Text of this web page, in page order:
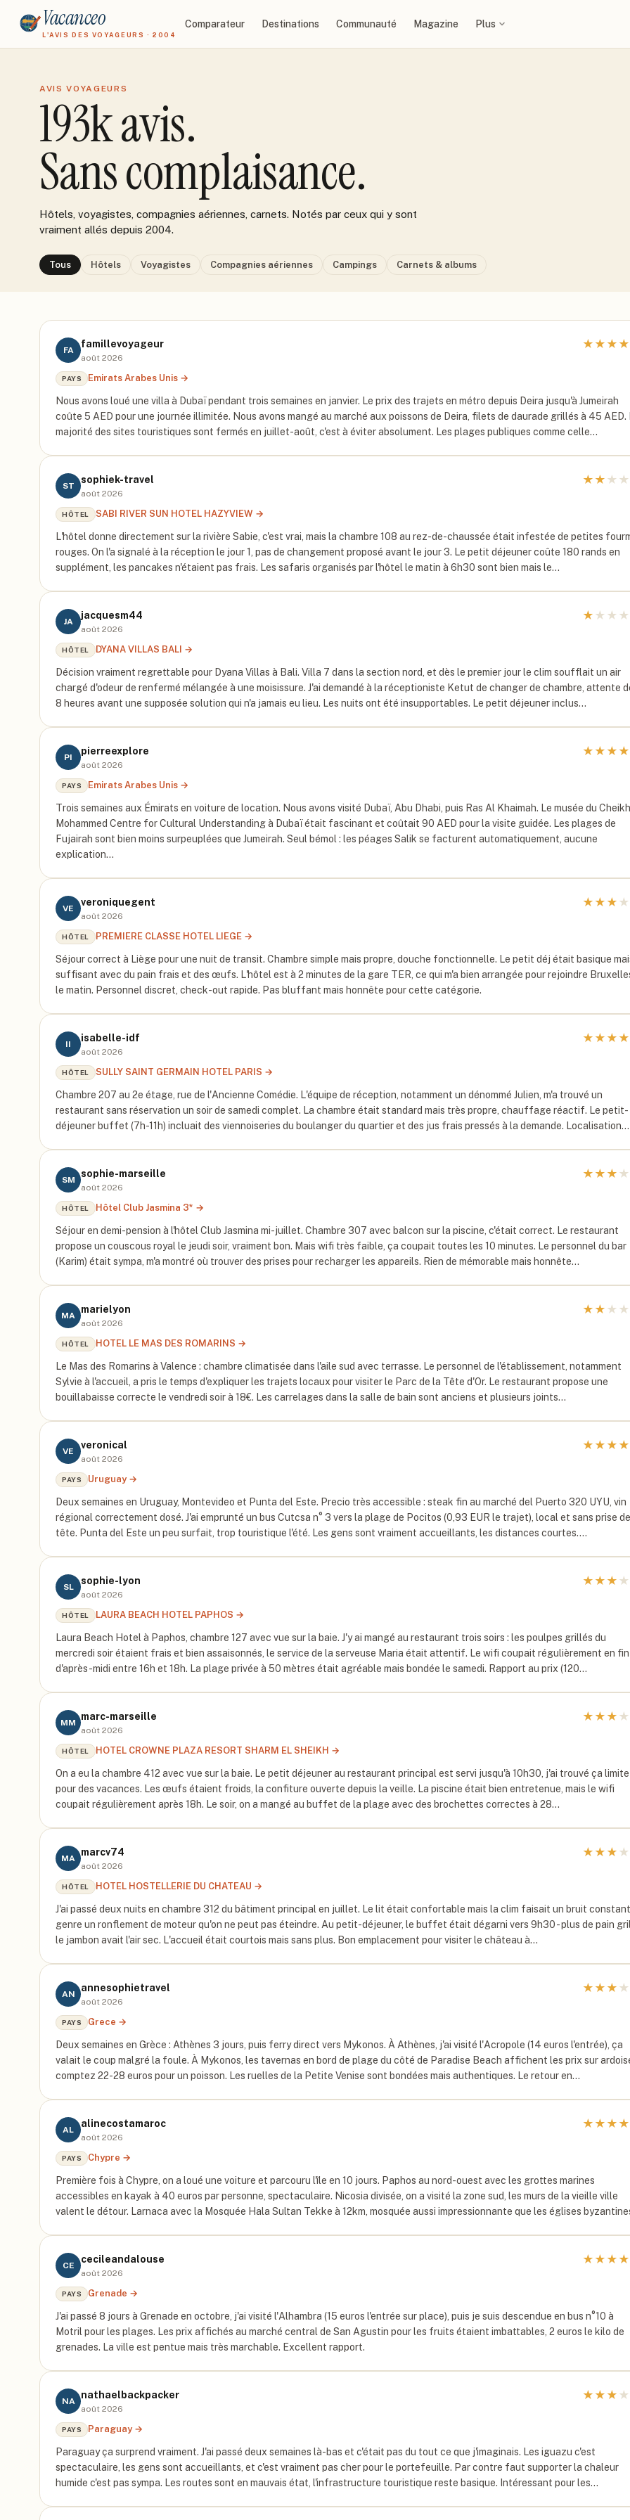
Vacanceo
L'AVIS DES VOYAGEURS · 2004
Comparateur Destinations Communauté Magazine Plus
AVIS VOYAGEURS
193kavis.
Sans complaisance.
Hôtels, voyagistes, compagnies aériennes, carnets. Notés par ceux qui y sont
vraiment allés depuis 2004.
Tous Hôtels Voyagistes Compagnies aériennes Campings Carnets & albums
FA
famillevoyageur
août 2026
★ ★ ★ ★
PAYS Emirats Arabes Unis →
Nous avons loué une villa à Dubaï pendant trois semaines en janvier. Le prix des trajets en métro depuis Deira jusqu'à Jumeirah
coûte 5 AED pour une journée illimitée. Nous avons mangé au marché aux poissons de Deira, filets de daurade grillés à 45 AED.
majorité des sites touristiques sont fermés en juillet-août, c'est à éviter absolument. Les plages publiques comme celle…
ST
sophiek-travel
août 2026
★ ★ ★ ★
HÔTEL SABI RIVER SUN HOTEL HAZYVIEW →
L'hôtel donne directement sur la rivière Sabie, c'est vrai, mais la chambre 108 au rez-de-chaussée était infestée de petites
rouges. On l'a signalé à la réception le jour 1, pas de changement proposé avant le jour 3. Le petit déjeuner coûte 180 rands en
supplément, les pancakes n'étaient pas frais. Les safaris organisés par l'hôtel le matin à 6h30 sont bien mais le…
JA
jacquesm44
août 2026
★ ★ ★ ★
HÔTEL DYANA VILLAS BALI →
Décision vraiment regrettable pour Dyana Villas à Bali. Villa 7 dans la section nord, et dès le premier jour le clim soufflait un air
chargé d'odeur de renfermé mélangée à une moisissure. J'ai demandé à la réceptioniste Ketut de changer de chambre, attente
8 heures avant une supposée solution qui n'a jamais eu lieu. Les nuits ont été insupportables. Le petit déjeuner inclus…
PI
pierreexplore
août 2026
★ ★ ★ ★
PAYS Emirats Arabes Unis →
Trois semaines aux Émirats en voiture de location. Nous avons visité Dubaï, Abu Dhabi, puis Ras Al Khaimah. Le musée du Cheikh
Mohammed Centre for Cultural Understanding à Dubaï était fascinant et coûtait 90 AED pour la visite guidée. Les plages de
Fujairah sont bien moins surpeuplées que Jumeirah. Seul bémol : les péages Salik se facturent automatiquement, aucune
explication…
VE
veroniquegent
août 2026
★ ★ ★ ★
HÔTEL PREMIERE CLASSE HOTEL LIEGE →
Séjour correct à Liège pour une nuit de transit. Chambre simple mais propre, douche fonctionnelle. Le petit déj était basique
suffisant avec du pain frais et des œufs. L'hôtel est à 2 minutes de la gare TER, ce qui m'a bien arrangée pour rejoindre
le matin. Personnel discret, check-out rapide. Pas bluffant mais honnête pour cette catégorie.
II
isabelle-idf
août 2026
★ ★ ★ ★
HÔTEL SULLY SAINT GERMAIN HOTEL PARIS →
Chambre 207 au 2e étage, rue de l'Ancienne Comédie. L'équipe de réception, notamment un dénommé Julien, m'a trouvé un
restaurant sans réservation un soir de samedi complet. La chambre était standard mais très propre, chauffage réactif. Le petit-
déjeuner buffet (7h-11h) incluait des viennoiseries du boulanger du quartier et des jus frais pressés à la demande. Localisation…
SM
sophie-marseille
août 2026
★ ★ ★ ★
HÔTEL Hôtel Club Jasmina 3* →
Séjour en demi-pension à l'hôtel Club Jasmina mi-juillet. Chambre 307 avec balcon sur la piscine, c'était correct. Le restaurant
propose un couscous royal le jeudi soir, vraiment bon. Mais wifi très faible, ça coupait toutes les 10 minutes. Le personnel du bar
(Karim) était sympa, m'a montré où trouver des prises pour recharger les appareils. Rien de mémorable mais honnête…
MA
marielyon
août 2026
★ ★ ★ ★
HÔTEL HOTEL LE MAS DES ROMARINS →
Le Mas des Romarins à Valence : chambre climatisée dans l'aile sud avec terrasse. Le personnel de l'établissement, notamment
Sylvie à l'accueil, a pris le temps d'expliquer les trajets locaux pour visiter le Parc de la Tête d'Or. Le restaurant propose une
bouillabaisse correcte le vendredi soir à 18€. Les carrelages dans la salle de bain sont anciens et plusieurs joints…
VE
veronical
août 2026
★ ★ ★ ★
PAYS Uruguay→
Deux semaines en Uruguay, Montevideo et Punta del Este. Precio très accessible : steak fin au marché del Puerto 320 UYU, vin
régional correctement dosé. J'ai emprunté un bus Cutcsa n° 3 vers la plage de Pocitos (0,93 EUR le trajet), local et sans prise de
tête. Punta del Este un peu surfait, trop touristique l'été. Les gens sont vraiment accueillants, les distances courtes.…
SL
sophie-lyon
août 2026
★ ★ ★ ★
HÔTEL LAURA BEACH HOTEL PAPHOS →
Laura Beach Hotel à Paphos, chambre 127 avec vue sur la baie. J'y ai mangé au restaurant trois soirs : les poulpes grillés du
mercredi soir étaient frais et bien assaisonnés, le service de la serveuse Maria était attentif. Le wifi coupait régulièrement en fin
d'après-midi entre 16h et 18h. La plage privée à 50 mètres était agréable mais bondée le samedi. Rapport au prix (120…
MM
marc-marseille
août 2026
★ ★ ★ ★
HÔTEL HOTEL CROWNE PLAZA RESORT SHARM EL SHEIKH →
On a eu la chambre 412 avec vue sur la baie. Le petit déjeuner au restaurant principal est servi jusqu'à 10h30, j'ai trouvé ça limite
pour des vacances. Les œufs étaient froids, la confiture ouverte depuis la veille. La piscine était bien entretenue, mais le wifi
coupait régulièrement après 18h. Le soir, on a mangé au buffet de la plage avec des brochettes correctes à 28…
MA
marcv74
août 2026
★ ★ ★ ★
HÔTEL HOTEL HOSTELLERIE DU CHATEAU →
J'ai passé deux nuits en chambre 312 du bâtiment principal en juillet. Le lit était confortable mais la clim faisait un bruit constant,
genre un ronflement de moteur qu'on ne peut pas éteindre. Au petit-déjeuner, le buffet était dégarni vers 9h30 - plus de pain
le jambon avait l'air sec. L'accueil était courtois mais sans plus. Bon emplacement pour visiter le château à…
AN
annesophietravel
août 2026
★ ★ ★ ★
PAYS Grece →
Deux semaines en Grèce : Athènes 3 jours, puis ferry direct vers Mykonos. À Athènes, j'ai visité l'Acropole (14 euros l'entrée), ça
valait le coup malgré la foule. À Mykonos, les tavernas en bord de plage du côté de Paradise Beach affichent les prix sur
comptez 22-28 euros pour un poisson. Les ruelles de la Petite Venise sont bondées mais authentiques. Le retour en…
AL
alinecostamaroc
août 2026
★ ★ ★ ★
PAYS Chypre →
Première fois à Chypre, on a loué une voiture et parcouru l'île en 10 jours. Paphos au nord-ouest avec les grottes marines
accessibles en kayak à 40 euros par personne, spectaculaire. Nicosia divisée, on a visité la zone sud, les murs de la vieille ville
valent le détour. Larnaca avec la Mosquée Hala Sultan Tekke à 12km, mosquée aussi impressionnante que les églises
CE
cecileandalouse
août 2026
★ ★ ★ ★
PAYS Grenade →
J'ai passé 8 jours à Grenade en octobre, j'ai visité l'Alhambra (15 euros l'entrée sur place), puis je suis descendue en bus n°10 à
Motril pour les plages. Les prix affichés au marché central de San Agustin pour les fruits étaient imbattables, 2 euros le kilo de
grenades. La ville est pentue mais très marchable. Excellent rapport.
NA
nathaelbackpacker
août 2026
★ ★ ★ ★
PAYS Paraguay→
Paraguay ça surprend vraiment. J'ai passé deux semaines là-bas et c'était pas du tout ce que j'imaginais. Les iguazu c'est
spectaculaire, les gens sont accueillants, et c'est vraiment pas cher pour le portefeuille. Par contre faut supporter la chaleur
humide c'est pas sympa. Les routes sont en mauvais état, l'infrastructure touristique reste basique. Intéressant pour les…